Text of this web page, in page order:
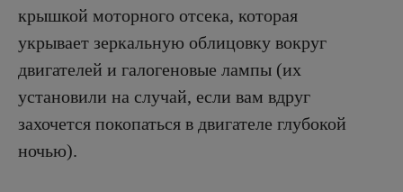
крышкой моторного отсека, которая
укрывает зеркальную облицовку вокруг
двигателей и галогеновые лампы (их
установили на случай, если вам вдруг
захочется покопаться в двигателе глубокой
ночью).